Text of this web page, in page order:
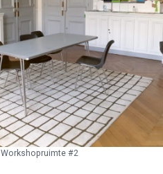
Workshopruimte #2